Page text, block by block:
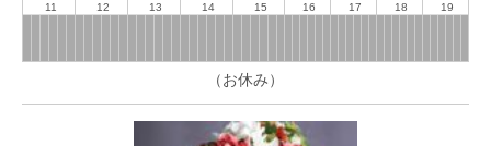
11 12 13 14 15 16 17 18 19
（お休み）